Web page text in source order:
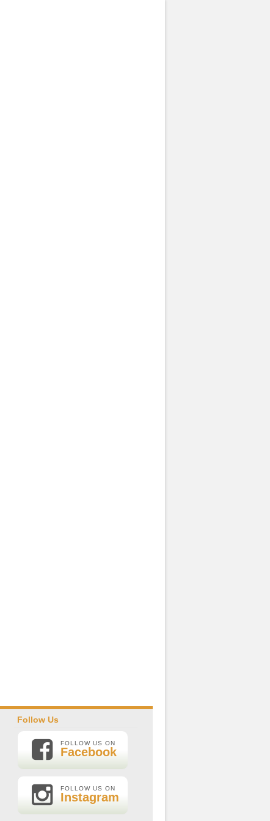
Follow Us
FOLLOW US ON
Facebook
FOLLOW US ON
Instagram